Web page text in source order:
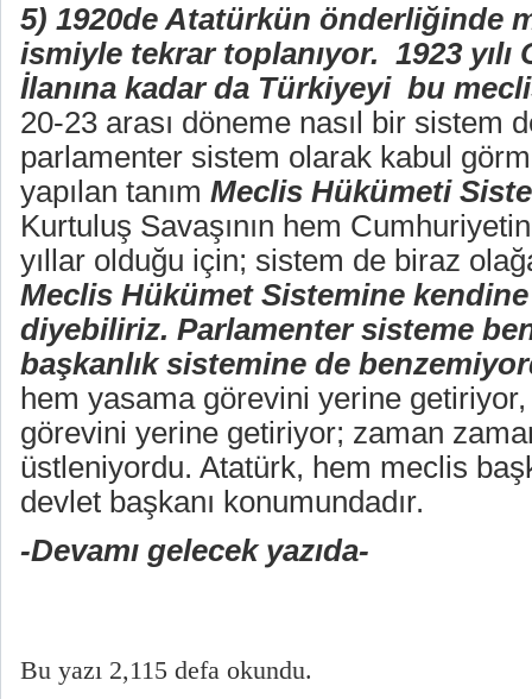
5) 1920de Atatürkün önderliğinde
ismiyle tekrar toplanıyor. 1923 yılı
İlanına kadar da Türkiyeyi bu
20-23 arası döneme nasıl bir sistem
parlamenter sistem olarak kabul
yapılan tanım Meclis Hükümeti
Kurtuluş Savaşının hem
yıllar olduğu için; sistem de biraz
Meclis Hükümet Sistemine
diyebiliriz. Parlamenter sisteme
başkanlık sistemine de
hem yasama görevini yerine
görevini yerine getiriyor; zaman
üstleniyordu. Atatürk, hem meclis
devlet başkanı konumundadır.
-Devamı gelecek yazıda-
Bu yazı 2,115 defa okundu.